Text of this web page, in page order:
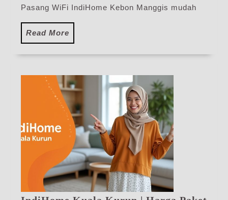
Pasang WiFi IndiHome Kebon Manggis mudah
Read More
More